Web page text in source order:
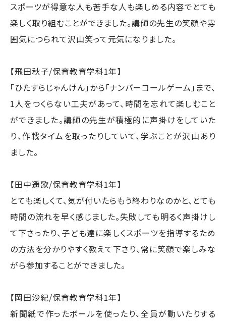
スポーツが得意な人も苦手な人も楽しめる内容でとても
楽しく取り組むことができました。講師の先生の笑顔や雰
囲気につられて沢山笑って元気になりました。
【飛田秋子/保育教育学科1年】
「ひたすらじゃんけん」から「ナンバーコールゲーム」まで、
1人をつくらない工夫があって、時間を忘れて楽しむこと
ができました。講師の先生が積極的に声掛けをしていた
り、作戦タイムを取ったりしていて、学ぶことが沢山あり
ました。
【田中遥歌/保育教育学科1年】
とても楽しくて、気が付いたらもう終わりなのかと、とても
時間の流れを早く感じました。失敗しても明るく声掛けし
て下さったり、子ども達に楽しくスポーツを指導するため
の方法を分かりやすく教えて下さり、常に笑顔で楽しみな
がら参加することができました。
【岡田沙紀/保育教育学科1年】
新聞紙で作ったボールを使ったり、全員が動いたりする